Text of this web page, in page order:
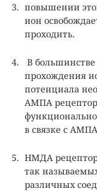
повышении
ион
проходить.
В большинстве
прохождения
потенциала
АМПА
в связке с
НМДА
так
различных